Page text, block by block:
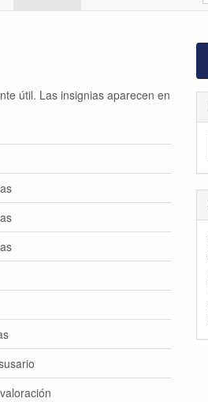
útil. Las insignias aparecen en